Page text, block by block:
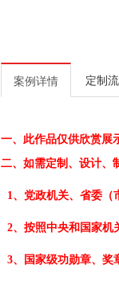
案例详情 定制
一、 此作品仅供欣赏展
二、 如需定制、设计、
1、党政机关、省委（
2、按照中央和国家机
3、国家级功勋章、奖